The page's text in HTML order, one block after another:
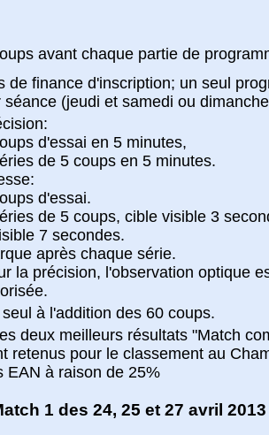
avant chaque partie de
de finance d'inscription; un seul
séance (jeudi et samedi ou
d'essai en 5 minutes,
de 5 coups en 5 minutes.
d'essai.
de 5 coups, cible visible 3
7 secondes.
après chaque série.
la précision, l'observation optique
seul à l'addition des 60 coups.
deux meilleurs résultats "Match
retenus pour le classement au
EAN à raison de 25%
1 des 24, 25 et 27 avril 2013